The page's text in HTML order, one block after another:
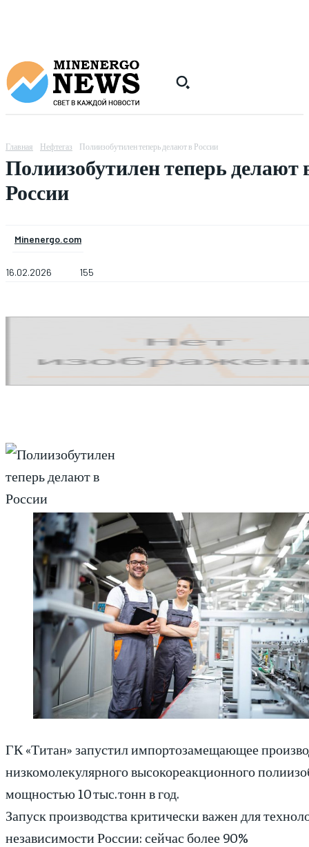
Главная Нефтегаз Полиизобутилен теперь делают в России
Полиизобутилен теперь делают
России
Minenergo.com
16.02.2026 155
ГК «Титан» запустил импортозамещающее
низкомолекулярного высокореакционного
мощностью 10 тыс. тонн в год.
Запуск производства критически важен для
независимости России: сейчас более 90%